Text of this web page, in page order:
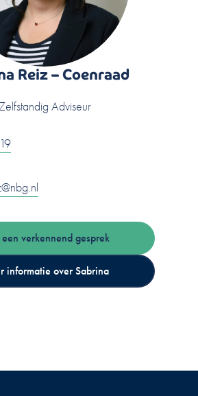
Reiz – Coenraad
Zelfstandig Adviseur
een verkennend gesprek
informatie over Sabrina